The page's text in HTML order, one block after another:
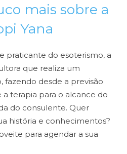
mais sobre a
Yana
praticante do esoterismo, a
que realiza um
desde a previsão
a terapia para o alcance do
do consulente. Quer
história e conhecimentos?
para agendar a sua